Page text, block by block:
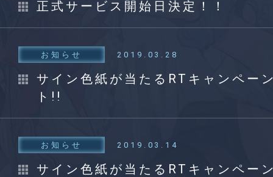
正式サービス開始日決定！！
お知らせ 2019.03.28
サイン色紙が当たるRTキャンペー
ト!!
お知らせ 2019.03.14
サイン色紙が当たるRTキャンペー